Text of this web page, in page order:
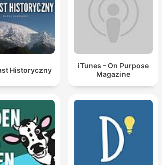
Historyczny
iTunes – On Purpose
Magazine